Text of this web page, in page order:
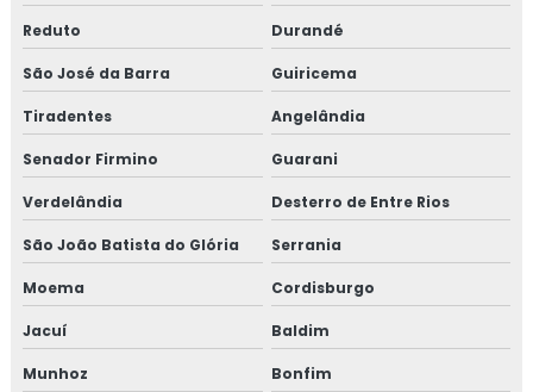
Reduto Durandé
São José da Barra Guiricema
Tiradentes Angelândia
Senador Firmino Guarani
Verdelândia Desterro de Entre Rios
São João Batista do Glória Serrania
Moema Cordisburgo
Jacuí Baldim
Munhoz Bonfim